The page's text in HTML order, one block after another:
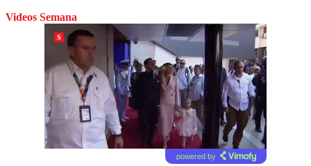
Videos Semana
powered by